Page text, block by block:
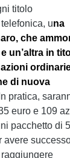
titolo
una
che
un’altra in
azioni
di nuova
In pratica,
euro e 109
pacchetto di
avere
raggiungere